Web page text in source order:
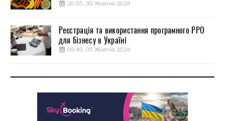
20:55, 30 Жовтня 2024
Реєстрація та використання програмного РРО
для бізнесу в Україні
09:49, 05 Жовтня 2024